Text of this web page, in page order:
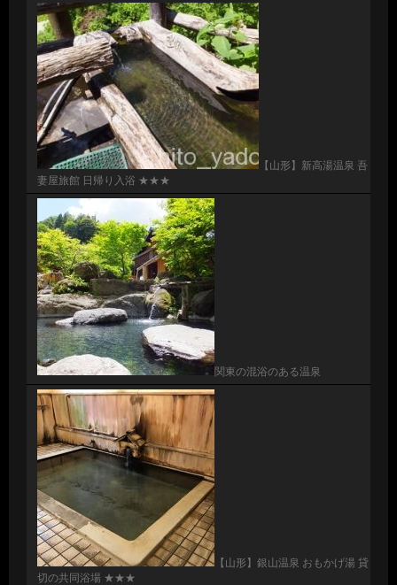
【山形】新高湯温泉 吾
妻屋旅館 日帰り入浴 ★★★
関東の混浴のある温泉
【山形】銀山温泉 おもかげ湯 貸
切の共同浴場 ★★★